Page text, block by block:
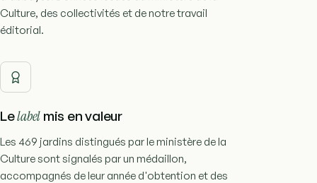
Culture, des collectivités et de notre travail
éditorial.
Lelabel mis en valeur
Les 469 jardins distingués par le ministère de la
Culture sont signalés par un médaillon,
accompagnés de leur année d'obtention et des